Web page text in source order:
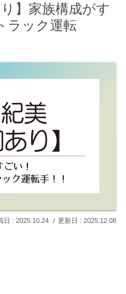
】家族構成がす
ラック運転
2025.10.24 2025.12.08